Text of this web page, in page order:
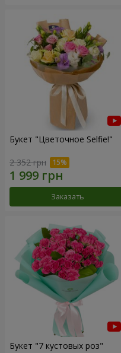
Букет "Цветочное Selfie!"
2 352 грн
Заказать
Букет "7 кустовых роз"